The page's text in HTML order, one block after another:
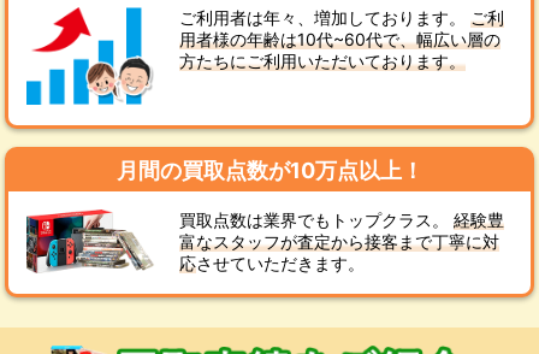
ご利用者は年々、増加しております。ご利
用者様の年齢は10代~60代で、幅広い層の
方たちにご利用いただいております。
月間の買取点数が10万点以上！
買取点数は業界でもトップクラス。経験豊
富なスタッフが査定から接客まで丁寧に対
応させていただきます。